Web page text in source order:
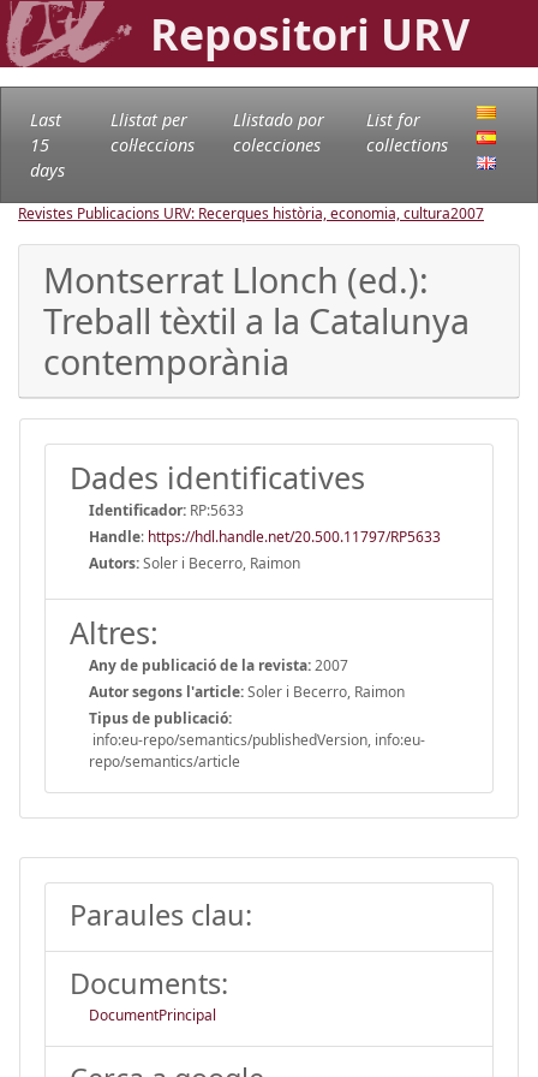
Repositori URV
Last
15
days
Llistat per
col·leccions
Llistado por
colecciones
List for
collections
Revistes Publicacions URV: Recerques història, economia, cultura2007
Montserrat Llonch (ed.):
Treball tèxtil a la Catalunya
contemporània
Dades identificatives
Identificador: RP:5633
Handle: https://hdl.handle.net/20.500.11797/RP5633
Autors:Soler i Becerro, Raimon
Altres:
Any de publicació de la revista:2007
Autor segons l'article:Soler i Becerro, Raimon
Tipus de publicació:
info:eu-repo/semantics/publishedVersion, info:eu-
repo/semantics/article
Paraules clau:
Documents:
DocumentPrincipal